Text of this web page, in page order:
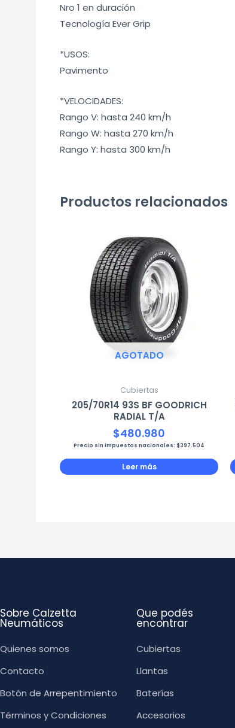
Nro 1 en duración
Tecnología Ever Grip
*USOS:
Pavimento
*VELOCIDADES:
Rango V: hasta 240 km/h
Rango W: hasta 270 km/h
Rango Y: hasta 300 km/h
Productos relacionados
AGOTADO
Cubiertas
205/70R14 93S BF GOODRICH
RADIAL T/A
$480.980
Precio sin impuestos nacionales:$397.504
Leer más
Sobre Calzetta
Neumáticos
Quienes somos
Contacto
Botón de Arrepentimiento
Términos y Condiciones
Que podés
encontrar
Cubiertas
Llantas
Baterías
Accesorios